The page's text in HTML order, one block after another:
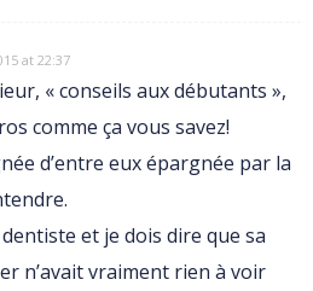
at 22:37
« conseils aux débutants »,
comme ça vous savez!
d’entre eux épargnée par la
et je dois dire que sa
n’avait vraiment rien à voir